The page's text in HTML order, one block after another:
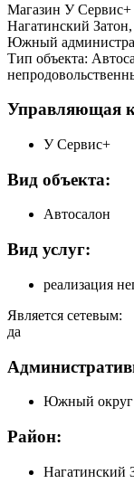
Магазин У Сервис+
Нагатинский
Южный
Тип объекта:
Управляющая
У Сервис+
Вид объекта:
Автосалон
Вид услуг:
реализация
Является сетевым:
да
Южный округ
Район:
Нагатинский